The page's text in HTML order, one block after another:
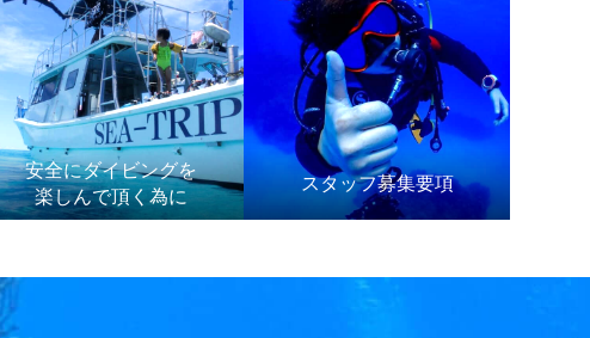
安全にダイビングを
楽しんで頂く為に
スタッフ募集要項